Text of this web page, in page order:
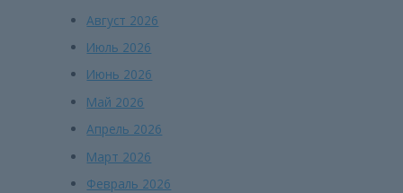
Август 2026
Июль 2026
Июнь 2026
Май 2026
Апрель 2026
Март 2026
Февраль 2026